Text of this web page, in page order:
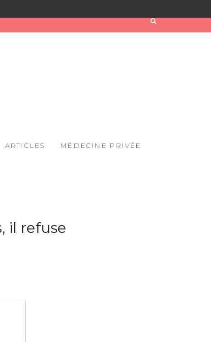
ARTICLES MÉDECINE PRIVÉE
il refuse